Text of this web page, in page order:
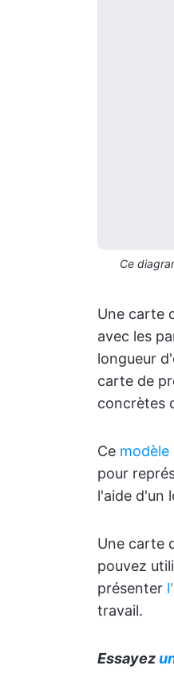
Ce
Une carte
avec les
longueur
carte de
concrètes
Ce
pour
l'aide d'un
Une carte
pouvez
présenter
travail.
Essayez